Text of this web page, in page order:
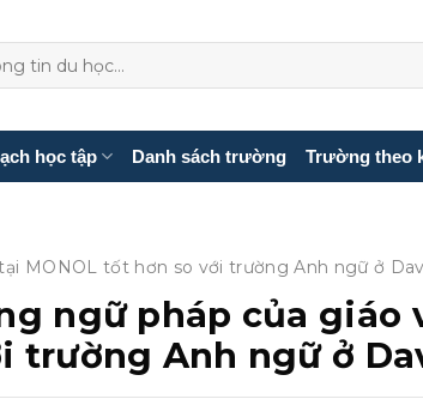
học tập Danh sách trường Trường theo
MONOL tốt hơn so với trường Anh ngữ ở
ngữ pháp của giáo
trường Anh ngữ ở